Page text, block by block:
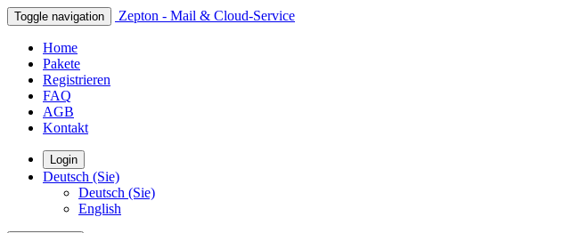
Toggle navigation Zepton - Mail & Cloud-Service
Home
Pakete
Registrieren
FAQ
AGB
Kontakt
Login
Deutsch (Sie)
Deutsch (Sie)
English